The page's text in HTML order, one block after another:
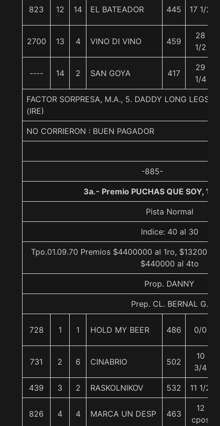
823 12 14 EL BATEADOR 445 17 1/2
2700 13 4 VINO DI VINO 459
28
1/2
---- 14 2 SAN GOYA 417
29
1/4
FACTOR SORPRESA, M.A., 5. DADDY LONG LEGS-
(IRE)
NO CORRIERON : BUEN PAGADOR
-885-
3a.- Premio PUCHAS QUE SOY,
Pista Normal
Indice: 40 al 30
Tpo.01.09.70 Premios $4400000 al 1ro,
$440000 al 4to
Prop. DANNY
Prep. CL. BERNAL G.
728 1 1 HOLD MY BEER 486 0/0
731 2 6 CINABRIO 502
10
3/4
439 3 2 RASKOLNIKOV 532 11 1/2
826 4 4 MARCA UN DESP 463
12
cpos